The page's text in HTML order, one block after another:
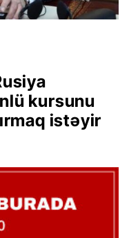
kursunu
istəyir